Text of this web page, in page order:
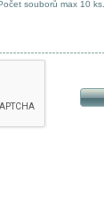
souborů max 10 ks.